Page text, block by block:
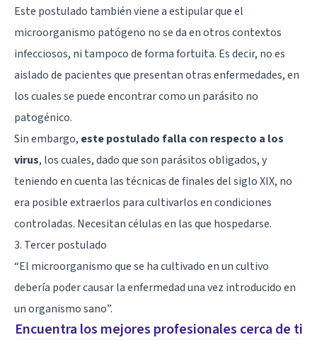
Este postulado también viene a estipular que el
microorganismo patógeno no se da en otros contextos
infecciosos, ni tampoco de forma fortuita. Es decir, no es
aislado de pacientes que presentan otras enfermedades, en
los cuales se puede encontrar como un parásito no
patogénico.
Sin embargo, este postulado falla con respecto a los
virus, los cuales, dado que son parásitos obligados, y
teniendo en cuenta las técnicas de finales del siglo XIX, no
era posible extraerlos para cultivarlos en condiciones
controladas. Necesitan células en las que hospedarse.
3. Tercer postulado
“El microorganismo que se ha cultivado en un cultivo
debería poder causar la enfermedad una vez introducido en
un organismo sano”.
Encuentra los mejores profesionales cerca de ti